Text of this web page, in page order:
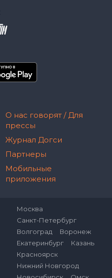
О нас говорят / Для
прессы
Журнал Догси
Партнеры
Мобильные
приложения
Москва
Санкт-Петербург
Волгоград
Воронеж
Екатеринбург
Казань
Красноярск
Нижний Новгород